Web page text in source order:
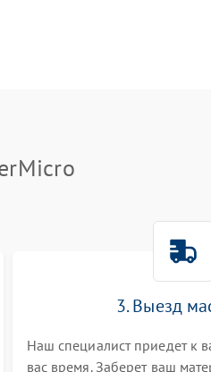
3. Выезд
Наш специалист приедет к
вас время. Заберет ваш